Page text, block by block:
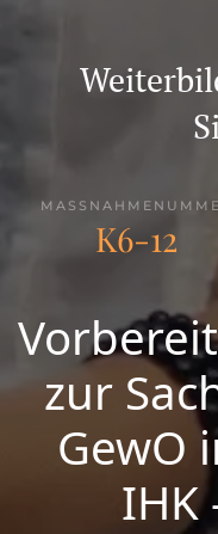
MASSNAHMENUMMER
K6-12
zur
GewO
IHK